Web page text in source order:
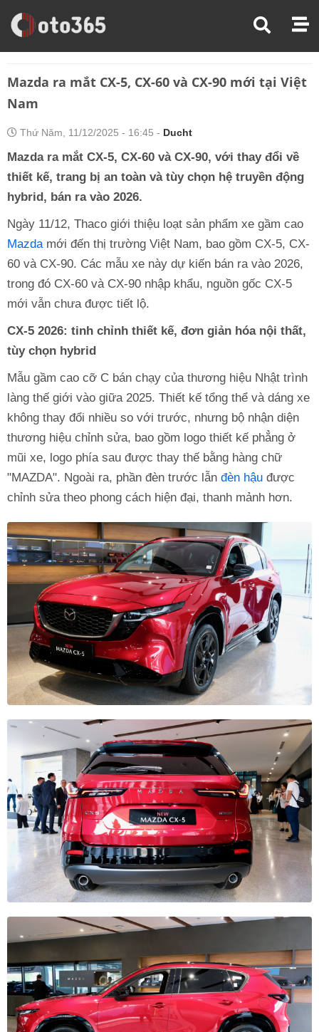
Trang Chủ
Thị Trường Xe
Mazda ra mắt CX-5, CX-60 và CX-90 mới tại Việt
Nam
Thứ Năm, 11/12/2025 - 16:45 - Ducht
Mazda ra mắt CX-5, CX-60 và CX-90, với thay đổi về
thiết kế, trang bị an toàn và tùy chọn hệ truyền động
hybrid, bán ra vào 2026.
Ngày 11/12, Thaco giới thiệu loạt sản phẩm xe gầm cao
Mazdamới đến thị trường Việt Nam, bao gồm CX-5, CX-
60 và CX-90. Các mẫu xe này dự kiến bán ra vào 2026,
trong đó CX-60 và CX-90 nhập khẩu, nguồn gốc CX-5
mới vẫn chưa được tiết lộ.
CX-5 2026: tinh chỉnh thiết kế, đơn giản hóa nội thất,
tùy chọn hybrid
Mẫu gầm cao cỡ C bán chạy của thương hiệu Nhật trình
làng thế giới vào giữa 2025. Thiết kế tổng thể và dáng xe
không thay đổi nhiều so với trước, nhưng bộ nhận diện
thương hiệu chỉnh sửa, bao gồm logo thiết kế phẳng ở
mũi xe, logo phía sau được thay thế bằng hàng chữ
"MAZDA". Ngoài ra, phần đèn trước lẫn đèn hậu được
chỉnh sửa theo phong cách hiện đại, thanh mảnh hơn.